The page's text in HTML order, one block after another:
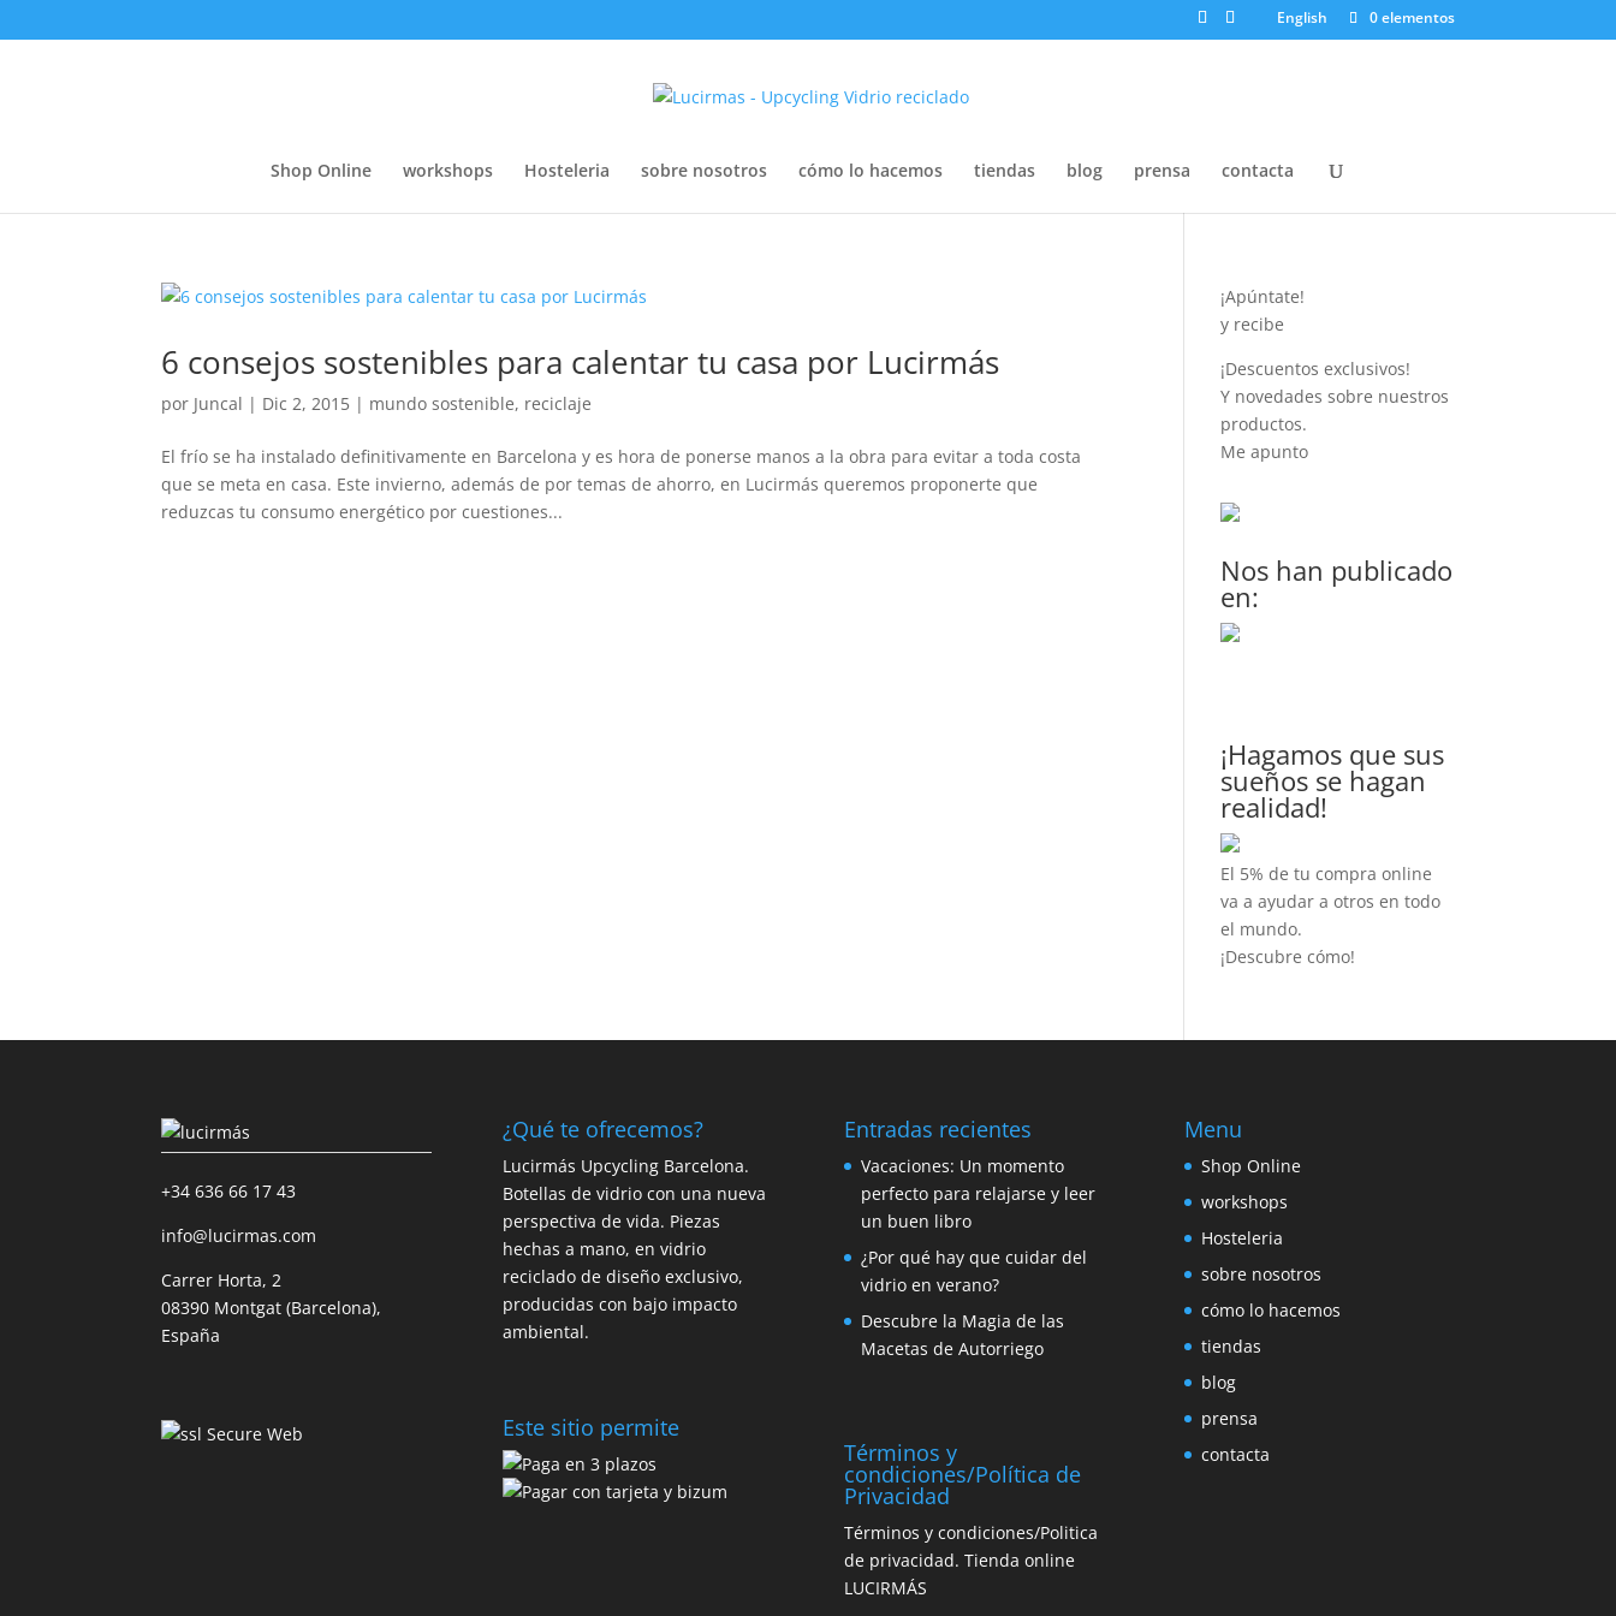
English 0 elementos
Shop Online workshops Hosteleria sobre nosotros cómo lo hacemos tiendas blog prensa contacta
6 consejos sostenibles para calentar tu casa por Lucirmás
por Juncal | Dic 2, 2015 | mundo sostenible, reciclaje
El frío se ha instalado definitivamente en Barcelona y es hora de ponerse manos a la obra para evitar a toda costa
que se meta en casa. Este invierno, además de por temas de ahorro, en Lucirmás queremos proponerte que
reduzcas tu consumo energético por cuestiones...
¡Apúntate!
y recibe
¡Descuentos exclusivos!
Y novedades sobre nuestros
productos.
Me apunto
Nos han publicado
en:
¡Hagamos que sus
sueños se hagan
realidad!
El 5% de tu compra online
va a ayudar a otros en todo
el mundo.
¡Descubre cómo!
+34 636 66 17 43
info@lucirmas.com
Carrer Horta, 2
08390 Montgat (Barcelona),
España
¿Qué te ofrecemos?
Lucirmás Upcycling Barcelona.
Botellas de vidrio con una nueva
perspectiva de vida. Piezas
hechas a mano, en vidrio
reciclado de diseño exclusivo,
producidas con bajo impacto
ambiental.
Este sitio permite
Entradas recientes
Vacaciones: Un momento
perfecto para relajarse y leer
un buen libro
¿Por qué hay que cuidar del
vidrio en verano?
Descubre la Magia de las
Macetas de Autorriego
Términos y
condiciones/Política de
Privacidad
Términos y condiciones/Politica
de privacidad. Tienda online
LUCIRMÁS
Menu
Shop Online
workshops
Hosteleria
sobre nosotros
cómo lo hacemos
tiendas
blog
prensa
contacta